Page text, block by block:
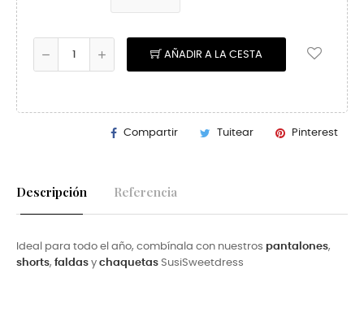
AÑADIR A LA CESTA
Compartir Tuitear Pinterest
Descripción Referencia
Ideal para todo el año, combínala con nuestros pantalones,
shorts, faldas y chaquetas SusiSweetdress